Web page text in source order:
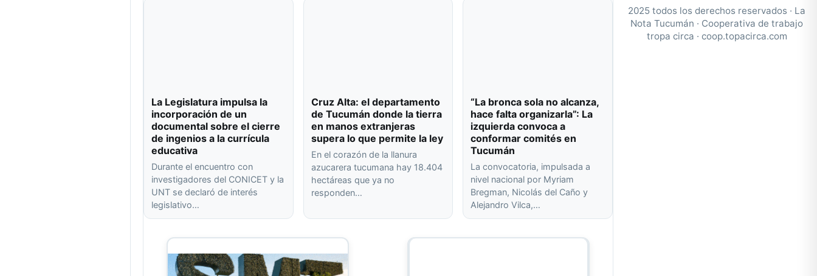
La Legislatura impulsa la
incorporación de un
documental sobre el cierre
de ingenios a la currícula
educativa
Durante el encuentro con
investigadores del CONICET y la
UNT se declaró de interés
legislativo…
Cruz Alta: el departamento
de Tucumán donde la tierra
en manos extranjeras
supera lo que permite la ley
En el corazón de la llanura
azucarera tucumana hay 18.404
hectáreas que ya no
responden…
“La bronca sola no alcanza,
hace falta organizarla”: La
izquierda convoca a
conformar comités en
Tucumán
La convocatoria, impulsada a
nivel nacional por Myriam
Bregman, Nicolás del Caño y
Alejandro Vilca,…
2025 todos los derechos reservados · La
Nota Tucumán · Cooperativa de trabajo
tropa circa · coop.topacirca.com